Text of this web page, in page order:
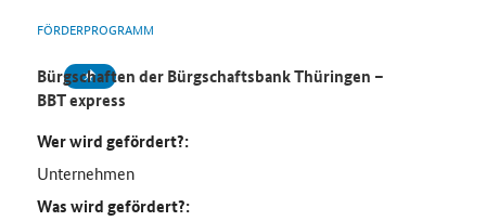
FÖRDERPROGRAMM
Bürgschaften der Bürgschaftsbank Thüringen –
BBT express
Wer wird gefördert?:
Unternehmen
Was wird gefördert?: